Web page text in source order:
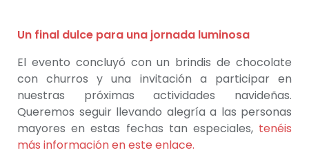
Un final dulce para una jornada luminosa
El evento concluyó con un brindis de chocolate
con churros y una invitación a participar en
nuestras próximas actividades navideñas.
Queremos seguir llevando alegría a las personas
mayores en estas fechas tan especiales, tenéis
más información en este enlace.